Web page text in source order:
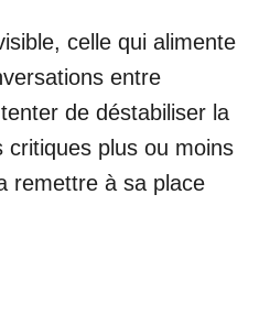
celle qui alimente
entre
de déstabiliser la
plus ou moins
remettre à sa place